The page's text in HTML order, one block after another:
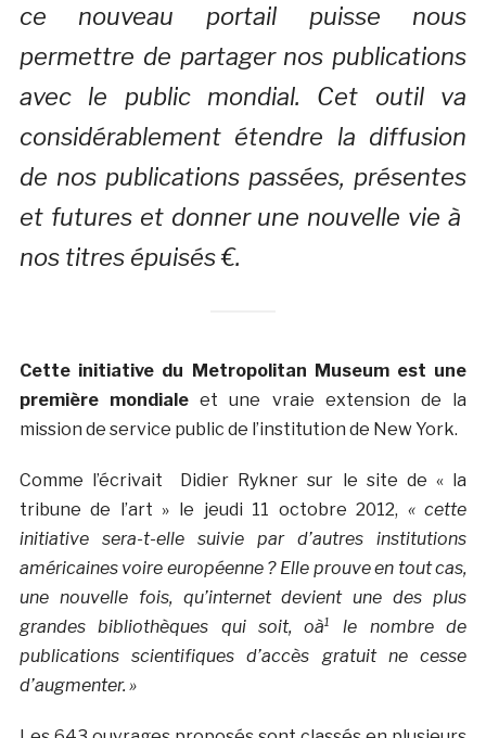
ce nouveau portail puisse nous
permettre de partager nos publications
avec le public mondial. Cet outil va
considérablement étendre la diffusion
de nos publications passées, présentes
et futures et donner une nouvelle vie à
nos titres épuisés €.
Cette initiative du Metropolitan Museum est une
première mondiale et une vraie extension de la
mission de service public de l’institution de New York.
Comme l’écrivait Didier Rykner sur le site de « la
tribune de l’art » le jeudi 11 octobre 2012, « cette
initiative sera-t-elle suivie par d’autres institutions
américaines voire européenne ? Elle prouve en tout cas,
une nouvelle fois, qu’internet devient une des plus
grandes bibliothèques qui soit, oà¹ le nombre de
publications scientifiques d’accès gratuit ne cesse
d’augmenter. »